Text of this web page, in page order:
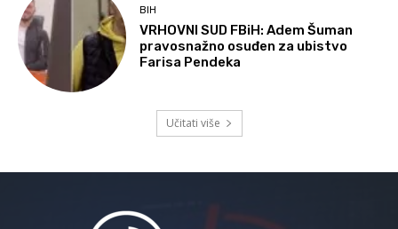
BIH
VRHOVNI SUD FBiH: Adem Šuman
pravosnažno osuđen za ubistvo
Farisa Pendeka
Učitati više